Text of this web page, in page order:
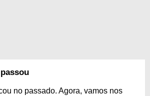
no passado. Agora, vamos nos